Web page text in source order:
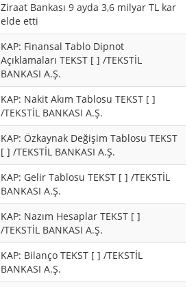
Ziraat Bankası 9 ayda 3,6 milyar TL kar
elde etti
KAP: Finansal Tablo Dipnot
Açıklamaları TEKST [ ] /TEKSTİL
BANKASI A.Ş.
KAP: Nakit Akım Tablosu TEKST [ ]
/TEKSTİL BANKASI A.Ş.
KAP: Özkaynak Değişim Tablosu TEKST
[ ] /TEKSTİL BANKASI A.Ş.
KAP: Gelir Tablosu TEKST [ ] /TEKSTİL
BANKASI A.Ş.
KAP: Nazım Hesaplar TEKST [ ]
/TEKSTİL BANKASI A.Ş.
KAP: Bilanço TEKST [ ] /TEKSTİL
BANKASI A.Ş.